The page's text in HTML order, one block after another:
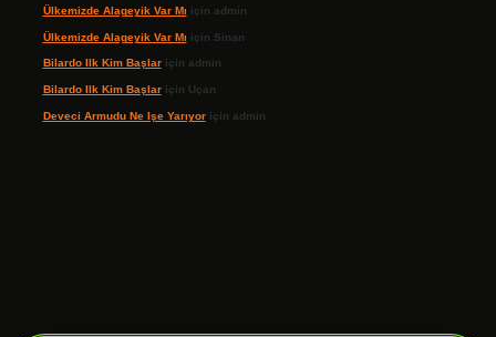
Ülkemizde Alageyik Var Mı için admin
Ülkemizde Alageyik Var Mı için Sinan
Bilardo Ilk Kim Başlariçin admin
Bilardo Ilk Kim Başlariçin Uçan
Deveci Armudu Ne Işe Yarıyoriçin admin